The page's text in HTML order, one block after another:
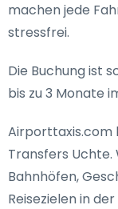
machen jede
stressfrei.
Die Buchung ist
bis zu 3 Monate
Airporttaxis.com
Transfers Uchte.
Bahnhöfen,
Reisezielen in